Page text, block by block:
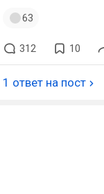
63
312 10
1 ответ на пост